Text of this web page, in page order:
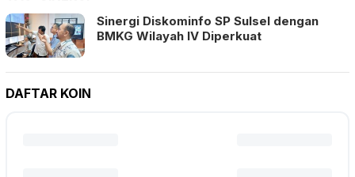
Sinergi Diskominfo SP Sulsel dengan
BMKG Wilayah IV Diperkuat
DAFTAR KOIN